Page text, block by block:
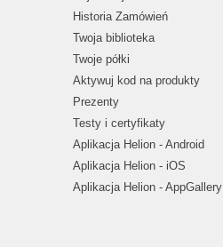
Historia Zamówień
Twoja biblioteka
Twoje półki
Aktywuj kod na produkty
Prezenty
Testy i certyfikaty
Aplikacja Helion - Android
Aplikacja Helion - iOS
Aplikacja Helion - AppGallery